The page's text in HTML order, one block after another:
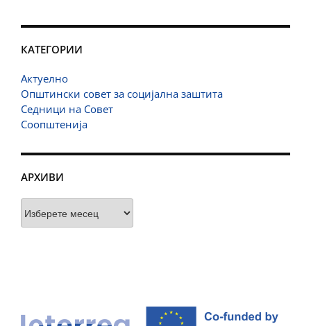
КАТЕГОРИИ
Актуелно
Општински совет за социјална заштита
Седници на Совет
Соопштенија
АРХИВИ